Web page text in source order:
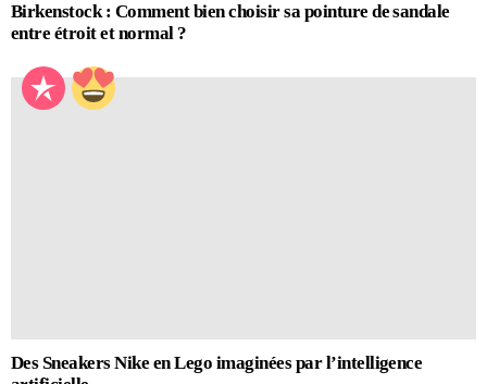
Birkenstock : Comment bien choisir sa pointure de sandale
entre étroit et normal ?
Des Sneakers Nike en Lego imaginées par l’intelligence